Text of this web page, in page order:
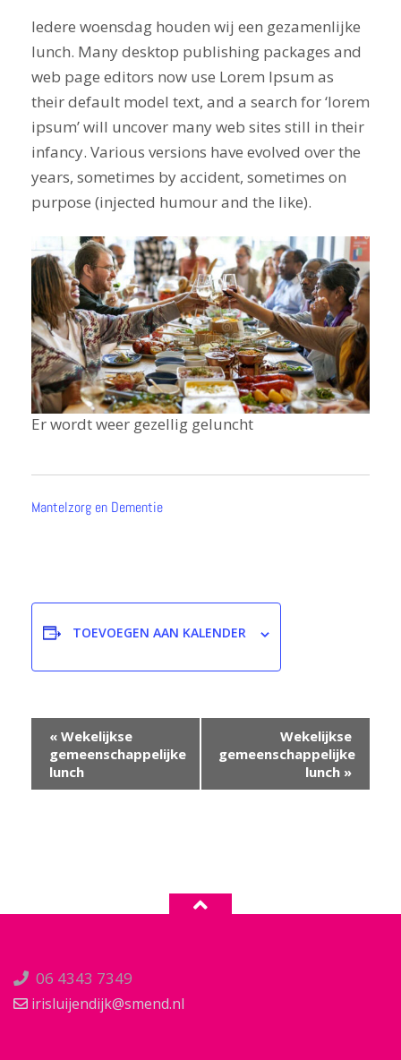
Iedere woensdag houden wij een gezamenlijke
lunch. Many desktop publishing packages and
web page editors now use Lorem Ipsum as
their default model text, and a search for ‘lorem
ipsum’ will uncover many web sites still in their
infancy. Various versions have evolved over the
years, sometimes by accident, sometimes on
purpose (injected humour and the like).
Er wordt weer gezellig geluncht
Mantelzorg en Dementie
TOEVOEGEN AAN KALENDER
Evenement
Navigatie
« Wekelijkse
gemeenschappelijke
lunch
Wekelijkse
gemeenschappelijke
lunch »
06 4343 7349
irisluijendijk@smend.nl